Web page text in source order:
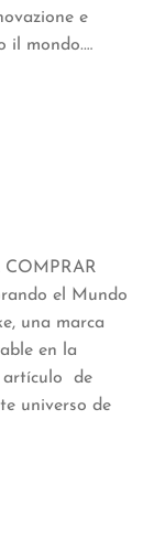
e
il mondo.…
el Mundo
una marca
en la
artículo de
universo de